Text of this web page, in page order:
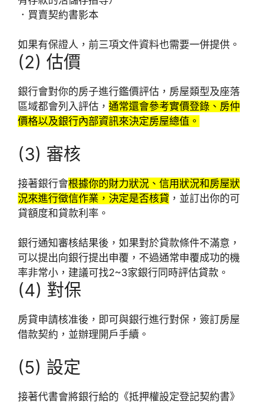
．買賣契約書影本
如果有保證人，前三項文件資料也需要一併提供。
(2) 估價
銀行會對你的房子進行鑑價評估，房屋類型及座落
區域都會列入評估， 通常還會參考實價登錄、房仲
價格以及銀行內部資訊來決定房屋總值。
(3) 審核
接著銀行會根據你的財力狀況、信用狀況和房屋狀
況來進行徵信作業，決定是否核貸 ，並訂出你的可
貸額度和貸款利率。
銀行通知審核結果後，如果對於貸款條件不滿意，
可以提出向銀行提出申覆，不過通常申覆成功的機
率非常小，建議可找2~3家銀行同時評估貸款。
(4) 對保
房貸申請核准後，即可與銀行進行對保，簽訂房屋
借款契約，並辦理開戶手續。
(5) 設定
接著代書會將銀行給的《抵押權設定登記契約書》